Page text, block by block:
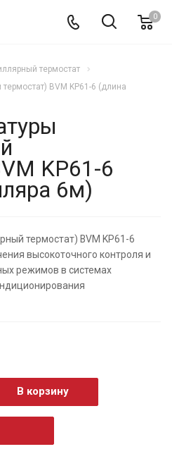
0
термостат
BVM KP61-6 (длина
KP61-6
6м)
термостат) BVM KP61-6
высокоточного контроля и
режимов в системах
В корзину